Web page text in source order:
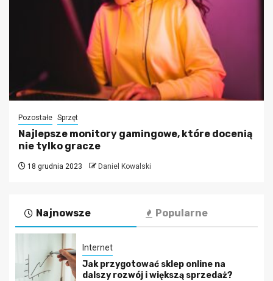
Pozostałe Sprzęt
Najlepsze monitory gamingowe, które docenią
nie tylko gracze
18 grudnia 2023 Daniel Kowalski
Najnowsze Popularne
Internet
Jak przygotować sklep online na
dalszy rozwój i większą sprzedaż?